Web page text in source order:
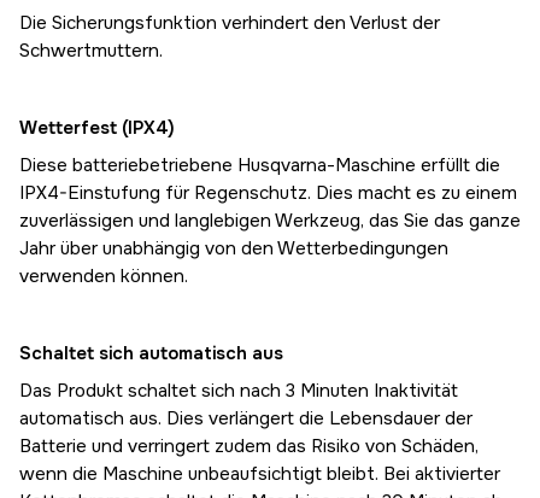
Die Sicherungsfunktion verhindert den Verlust der
Schwertmuttern.
Wetterfest (IPX4)
Diese batteriebetriebene Husqvarna-Maschine erfüllt die
IPX4-Einstufung für Regenschutz. Dies macht es zu einem
zuverlässigen und langlebigen Werkzeug, das Sie das ganze
Jahr über unabhängig von den Wetterbedingungen
verwenden können.
Schaltet sich automatisch aus
Das Produkt schaltet sich nach 3 Minuten Inaktivität
automatisch aus. Dies verlängert die Lebensdauer der
Batterie und verringert zudem das Risiko von Schäden,
wenn die Maschine unbeaufsichtigt bleibt. Bei aktivierter